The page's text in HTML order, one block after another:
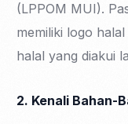
(LPPOM MUI).
memiliki logo
halal yang diakui
2. Kenali Bahan-